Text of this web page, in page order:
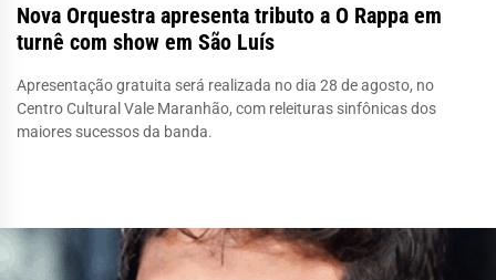
Nova Orquestra apresenta tributo a O Rappa em
turnê com show em São Luís
Apresentação gratuita será realizada no dia 28 de agosto, no
Centro Cultural Vale Maranhão, com releituras sinfônicas dos
maiores sucessos da banda.